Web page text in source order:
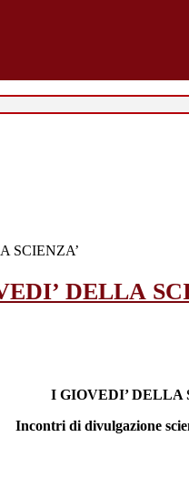
SCIENZA’
DELLA
I GIOVEDI’ DELLA
Incontri di divulgazione